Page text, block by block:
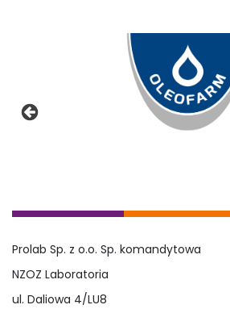
Prolab Sp. z o.o. Sp. komandytowa
NZOZ Laboratoria
ul. Daliowa 4/LU8